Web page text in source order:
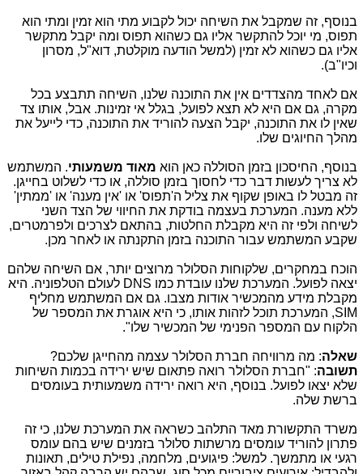
בנוסף, זה שמקבל את השיחה יכול לקבוע מתי הוא זמין ומתי הוא
תפוס, מי יוכל להתקשר אליו גם כשהוא תפוס ומה יקבל מתקשר
אליו גם כשהוא לא זמין (למשל הודעה מוקלטת, דוא"ל, מסרון
וכיו"ב).
אם לאחד מהצדדים אין את התוכנה שלנו, השיחה תתבצע בכל
מקרה, גם אם היא לא תצא לפועל, בגלל אי זמינות. אבל, אותו צד
שאין לו את התוכנה, יקבל הצעה להוריד את התוכנה, כדי לייעל את
מהלך החיוגים שלו.
בנוסף, החיסכון בזמן הסוללה כאן הוא מאוד משמעותי. המשתמש
לא צריך לעשות דבר כדי לחסוך בזמן סוללה, או כדי לשלוט בחייגן.
זה מבטל לו באופן שקוף את צליל ה'תפוס' או 'אין מענה' או 'ממתין'
ללא מענה. המערכת בעצמה בודקת את החיווי של הצד השני
לשיחה ולפי זה היא מקבלת החלטות, בהתאם לצרכים ולפרמטרים,
שקבע המשתמש עבור התוכנה בזמן התקנתה או לאחר מכן.
הוכח במחקרים, שלקוחות הסלולר מרוצים יותר, אם השיחה שלהם
יצאה לפועל. המערכת שלנו עובדת כמו DNSלעולם הטלפוניה. היא
מקבלת מידע מהמכשיר אודות מצבו. גם אם המשתמש מחליף
SIM, המערכת תוכל לזהות אותו, כי היא אוגרת את המספר של
הלקוח עם המספר הפנימי של המכשיר שלו".
שאלה: מה מרוויחה חברת הסלולר עצמה מהחייגן שלכם?
תשובה: "חברת הסלולר רואה פתאום שיש ירידה בכמות השיחות
שלא יצאו לפועל. בנוסף, היא רואה ירידה משמעותית בעומסים
ברשת שלה.
משרד התקשורת מאד התלהב כשראה את המערכת שלנו, כי זה
פתרון להוריד עומסים מרשתות סלולר בזמנים שיש בהם עומס
רגעי או מתמשך. למשל: פיגועים, מלחמה, נפילת טילים, תאונות